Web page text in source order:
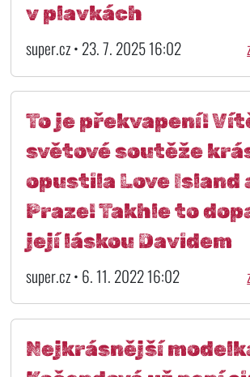
v plavkách
super.cz • 23. 7. 2025 16:02
To je překvapení!
světové soutěže
opustila Love Island
Praze! Takhle to
její láskou Davidem
super.cz • 6. 11. 2022 16:02
Nejkrásnější